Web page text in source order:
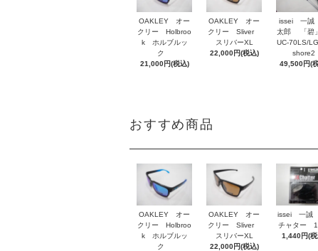
OAKLEY オー
クリー Holbroo
k ホルブルッ
ク
21,000円(税込)
OAKLEY オー
クリー Sliver
スリバーXL
22,000円(税込)
issei 一
太郎 「碧
UC-70LS/
shore2
49,500円(
おすすめ商品
OAKLEY オー
クリー Holbroo
k ホルブルッ
ク
OAKLEY オー
クリー Sliver
スリバーXL
22,000円(税込)
issei 一誠
チャター
1,440円(税